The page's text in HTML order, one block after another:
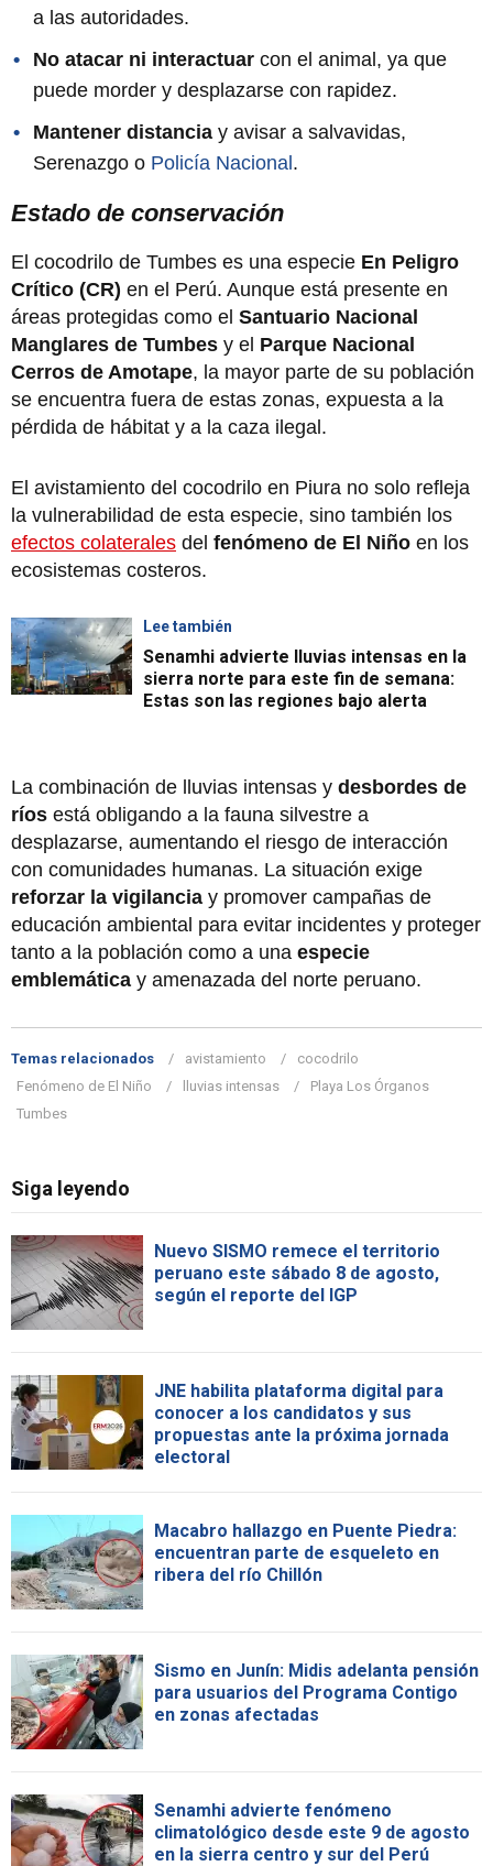
a las autoridades.
No atacar ni interactuar con el animal, ya que
puede morder y desplazarse con rapidez.
Mantener distancia y avisar a salvavidas,
Serenazgo o Policía Nacional.
Estado de conservación
El cocodrilo de Tumbes es una especie En Peligro
Crítico (CR) en el Perú. Aunque está presente en
áreas protegidas como el Santuario Nacional
Manglares de Tumbes y el Parque Nacional
Cerros de Amotape, la mayor parte de su población
se encuentra fuera de estas zonas, expuesta a la
pérdida de hábitat y a la caza ilegal.
El avistamiento del cocodrilo en Piura no solo refleja
la vulnerabilidad de esta especie, sino también los
efectos colaterales del fenómeno de El Niño en los
ecosistemas costeros.
Lee también
Senamhi advierte lluvias intensas en la
sierra norte para este fin de semana:
Estas son las regiones bajo alerta
La combinación de lluvias intensas y desbordes de
ríos está obligando a la fauna silvestre a
desplazarse, aumentando el riesgo de interacción
con comunidades humanas. La situación exige
reforzar la vigilancia y promover campañas de
educación ambiental para evitar incidentes y proteger
tanto a la población como a una especie
emblemática y amenazada del norte peruano.
Temas relacionados avistamiento
cocodrilo
Fenómeno de El Niño
lluvias intensas
Playa Los Órganos
Tumbes
Siga leyendo
Nuevo SISMO remece el territorio
peruano este sábado 8 de agosto,
según el reporte del IGP
JNE habilita plataforma digital para
conocer a los candidatos y sus
propuestas ante la próxima jornada
electoral
Macabro hallazgo en Puente Piedra:
encuentran parte de esqueleto en
ribera del río Chillón
Sismo en Junín: Midis adelanta pensión
para usuarios del Programa Contigo
en zonas afectadas
Senamhi advierte fenómeno
climatológico desde este 9 de agosto
en la sierra centro y sur del Perú